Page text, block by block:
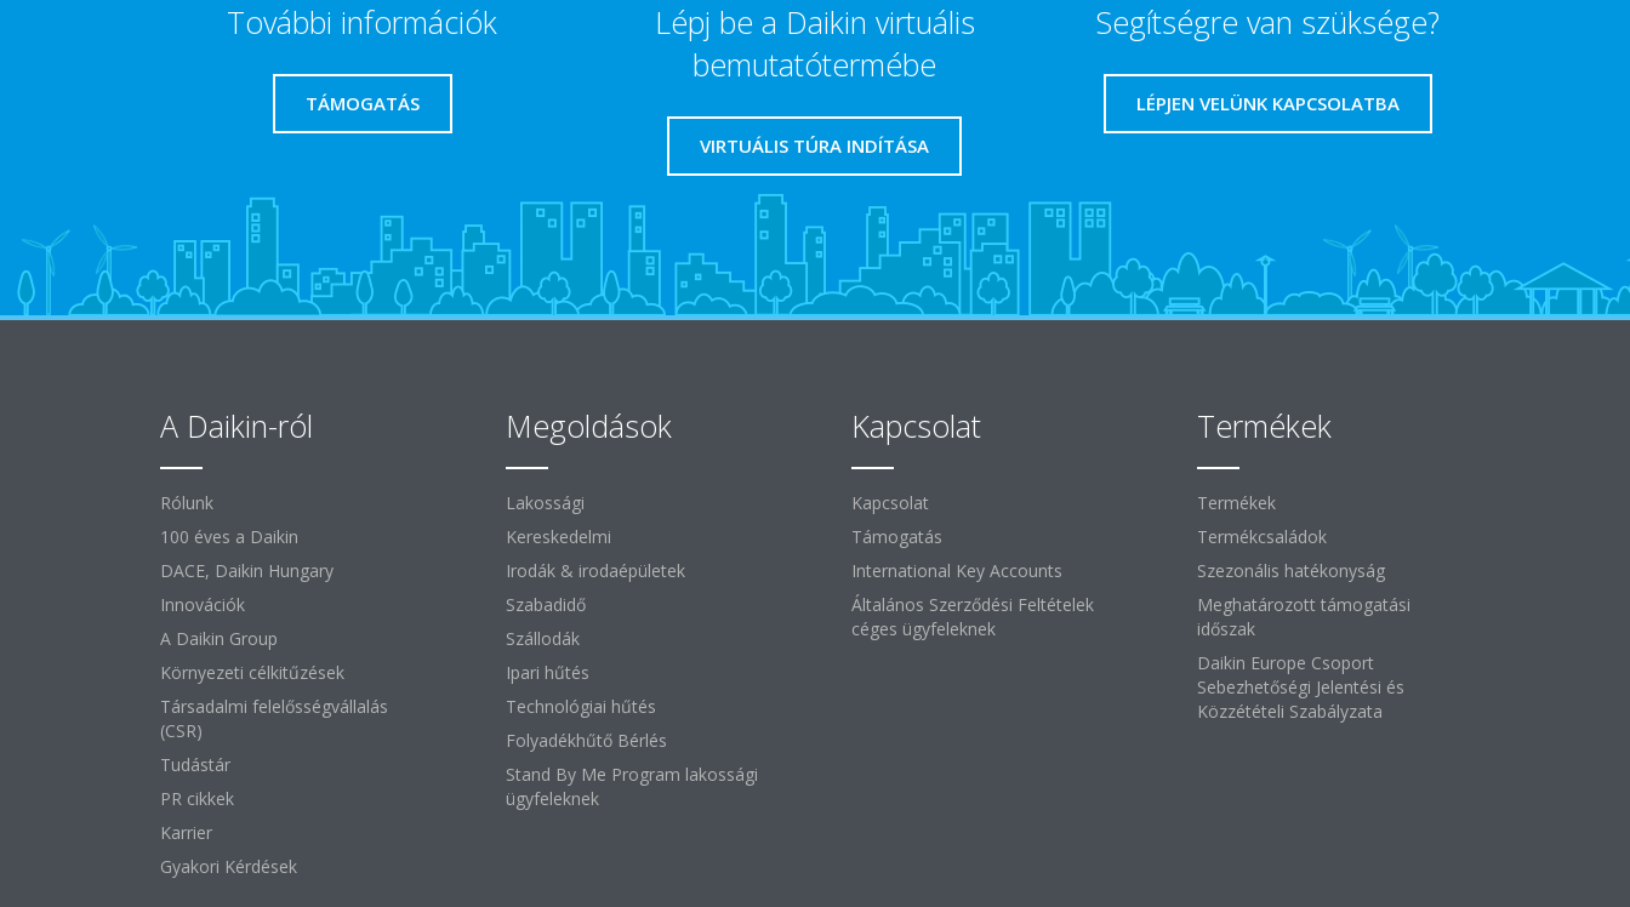
További információk
TÁMOGATÁS
Lépj be a Daikin virtuális
bemutatótermébe
VIRTUÁLIS TÚRA INDÍTÁSA
Segítségre van szüksége?
LÉPJEN VELÜNK KAPCSOLATBA
A Daikin-ról
Rólunk
100 éves a Daikin
DACE, Daikin Hungary
Innovációk
A Daikin Group
Környezeti célkitűzések
Társadalmi felelősségvállalás
(CSR)
Tudástár
PR cikkek
Karrier
Gyakori Kérdések
Megoldások
Lakossági
Kereskedelmi
Irodák & irodaépületek
Szabadidő
Szállodák
Ipari hűtés
Technológiai hűtés
Folyadékhűtő Bérlés
Stand By Me Program lakossági
ügyfeleknek
Kapcsolat
Kapcsolat
Támogatás
International Key Accounts
Általános Szerződési Feltételek
céges ügyfeleknek
Termékek
Termékek
Termékcsaládok
Szezonális hatékonyság
Meghatározott támogatási
időszak
Daikin Europe Csoport
Sebezhetőségi Jelentési és
Közzétételi Szabályzata